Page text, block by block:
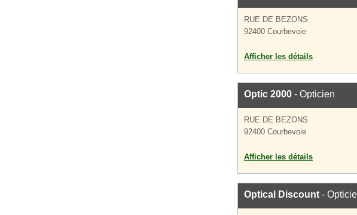
RUE DE BEZONS
92400 Courbevoie
Afficher les détails
Optic 2000 - Opticien
RUE DE BEZONS
92400 Courbevoie
Afficher les détails
Optical Discount -